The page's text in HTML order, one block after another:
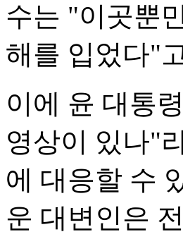
수는 "이곳뿐
해를 입었다"
이에 윤 대통
영상이 있나"
에 대응할 수
운 대변인은